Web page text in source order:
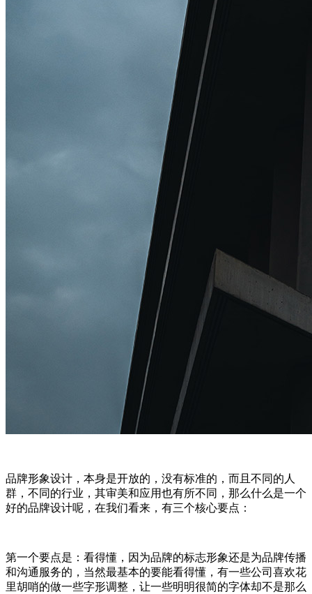
品牌形象设计，本身是开放的，没有标准的，而且不同的人
群，不同的行业，其审美和应用也有所不同，那么什么是一个
好的品牌设计呢，在我们看来，有三个核心要点：
第一个要点是：看得懂，因为品牌的标志形象还是为品牌传播
和沟通服务的，当然最基本的要能看得懂，有一些公司喜欢花
里胡哨的做一些字形调整，让一些明明很简的字体却不是那么